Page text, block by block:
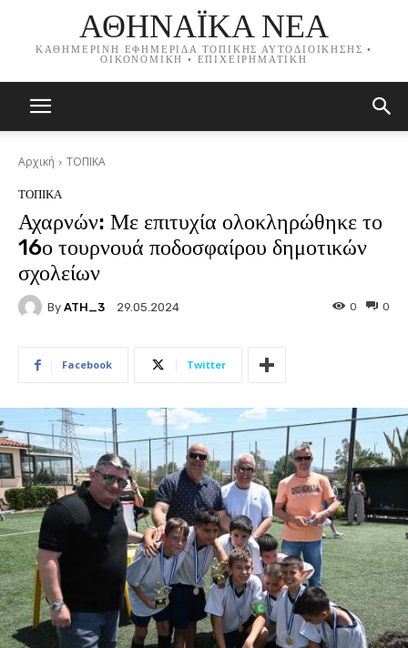
ΑΘΗΝΑΪΚΑ ΝΕΑ
ΚΑΘΗΜΕΡΙΝΗ ΕΦΗΜΕΡΙΔΑ ΤΟΠΙΚΗΣ ΑΥΤΟΔΙΟΙΚΗΣΗΣ •
ΟΙΚΟΝΟΜΙΚΗ • ΕΠΙΧΕΙΡΗΜΑΤΙΚΗ
Αρχική ΤΟΠΙΚΑ
ΤΟΠΙΚΑ
Αχαρνών: Με επιτυχία ολοκληρώθηκε το
16ο τουρνουά ποδοσφαίρου δημοτικών
σχολείων
By ATH_3 29.05.2024 0
0
Facebook Twitter